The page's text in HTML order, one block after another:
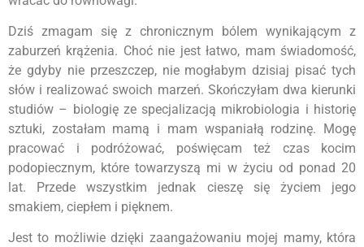
Dziś zmagam się z chronicznym bólem wynikającym z
zaburzeń krążenia. Choć nie jest łatwo, mam świadomość,
że gdyby nie przeszczep, nie mogłabym dzisiaj pisać tych
słów i realizować swoich marzeń. Skończyłam dwa kierunki
studiów – biologię ze specjalizacją mikrobiologia i historię
sztuki, zostałam mamą i mam wspaniałą rodzinę. Mogę
pracować i podróżować, poświęcam też czas kocim
podopiecznym, które towarzyszą mi w życiu od ponad 20
lat. Przede wszystkim jednak cieszę się życiem jego
smakiem, ciepłem i pięknem.
Jest to możliwie dzięki zaangażowaniu mojej mamy, która